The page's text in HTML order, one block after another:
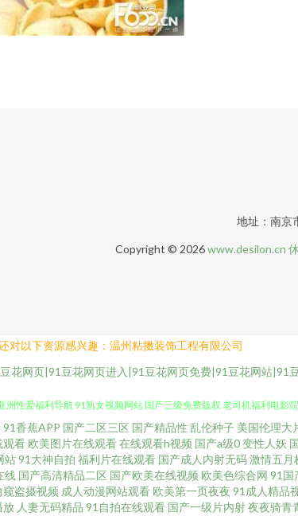
地址：南京
Copyright © 2026www.desilon.cn
对以下资源感兴趣：温州粘擞装饰工程有限公司
花网页|91豆花网页进入|91豆花网页免费|91豆花网站|91
产福利社在线 久久午夜论理片 日韩無碼破解 天天天天操 91传媒在
洲性爱福利导航 91熟女视频网站 国产三级免费版权 老司机福利电
黄色免费小电影 三级成年在线 91porn蝌蚪 国产精品中文 韩国福
91香蕉APP 国产二区三区 国产精品性 乱伦种子 美国伦理大
观看 欧美图片在线观看在线观看h视频 国产a级0变性人妖
站91大神自拍 福利片在线观看 国产成人内射无码激情五月
线 国产高清精品二区 国产欧美在线视频 欧美色综合网 91国
窥盗摄视频 成人动漫网站观看 欧美第一页夜夜 91成人精品
放 人妻无码精品 91自拍在线观看 国产一级片内射夜夜骑青